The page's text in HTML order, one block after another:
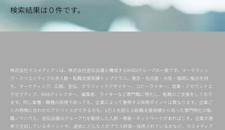
検索結果は０件です。
株式会社マスメディアンは、株式会社宣伝会議と構成するKAIGIグループの一員です。マーケティン
グ・クリエイティブの求人数・転職支援実績トップクラス。東京・名古屋・大阪・福岡に拠点を持
ち、マーケティング、広報、宣伝、グラフィックデザイナー、コピーライター、営業・アカウントエ
グゼクティブ、Webディレクター、編集者、ライターなど専門職に特化し、転職のご支援をしており
ます。同じ業種・職種の採用であっても、企業によって重視する採用ポイントは異なります。企業ご
との特徴に合わせたアドバイスができるのも、6万人を超える転職支援実績から培った専門特化の転
職ノウハウと、宣伝会議のグループ力を駆使した人脈・情報・ネットワークがあればこそ。企業が選
考で注目しているポイントや、過去にどんな人がプラス評価・採用されているかなど、マスメディア